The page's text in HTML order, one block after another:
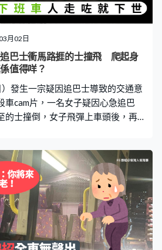
用方法 網民猜測：唔夠錢俾咪落車
的車龍，有多輛紅色的士及私家
民未有交代時間及詳情，未知兩人
此引起網民熱議及無限遐想。有網
車費太貴，於是選擇下車行出隧
停跳，最後俾錢，然後自
月02日
巴士衝馬路捱的士撞飛 爬起身
值得咩？
發生一宗疑因追巴士導致的交通意
車cam片，一名女子疑因心急追巴
的士撞倒，女子飛彈上車頭後，再
趕吖，命仔緊要呀。」 更多熱門文
消、停免費檢測、減自費PCR地
看內地通關二維碼「黑碼」申請教
文看｜附申報網址深圳酒店10間
到、私人泳池、新開幕 福田、東
cam片段可見，事發為昨日（1日）
於粉嶺華心邨，一名穿著牛仔褲、